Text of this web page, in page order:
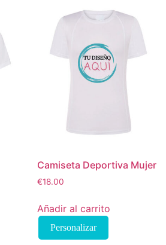
Camiseta Deportiva Mujer
€18.00
Añadir al carrito
Personalizar